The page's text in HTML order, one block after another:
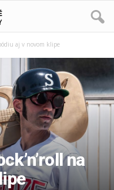
aj v novom klipe
na